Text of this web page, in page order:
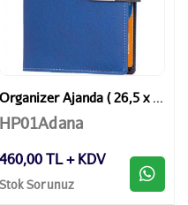
Organizer Ajanda ( 26,5 x 19 cm )
HP01Adana
460,00 TL + KDV
Stok Sorunuz